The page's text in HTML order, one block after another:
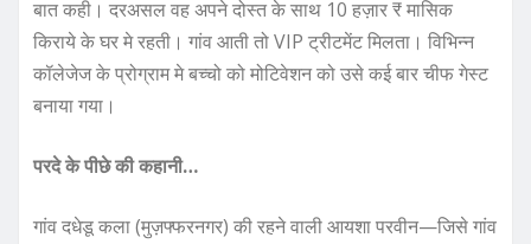
बात कही। दरअसल वह अपने दोस्त के साथ 10 हज़ार ₹ मासिक
किराये के घर मे रहती। गांव आती तो VIP ट्रीटमेंट मिलता। विभिन्न
कॉलेजेज के प्रोग्राम मे बच्चो को मोटिवेशन को उसे कई बार चीफ गेस्ट
बनाया गया।
परदे के पीछे की कहानी…
गांव दधेडू कला (मुज़फ्फरनगर) की रहने वाली आयशा परवीन—जिसे गांव